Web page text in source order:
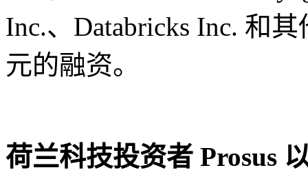
Inc.、Databricks Inc. 和
元的融资。
荷兰科技投资者 Prosus